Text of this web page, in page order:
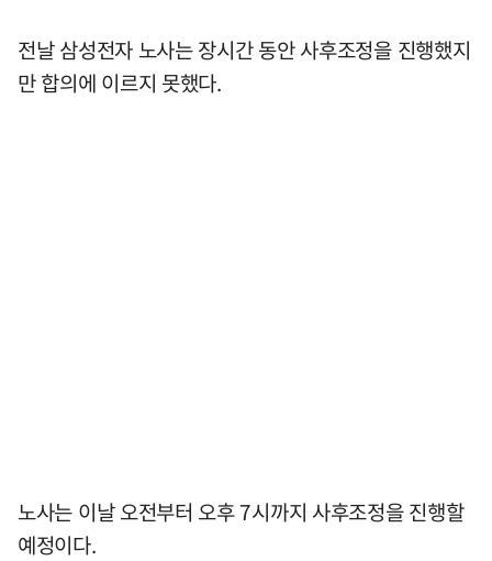
전날 삼성전자 노사는 장시간 동안 사후조정을 진행했지
만 합의에 이르지 못했다.
노사는 이날 오전부터 오후 7시까지 사후조정을 진행할
예정이다.